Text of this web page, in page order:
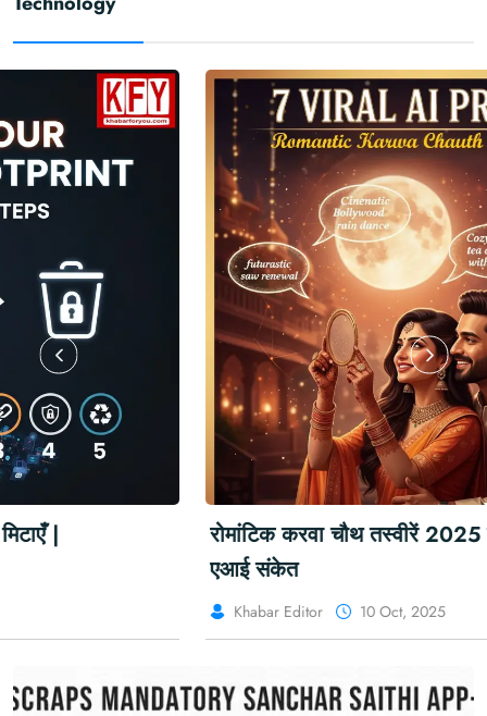
रोमांटिक करवा चौथ तस्वीरें 2025 के लिए 7 वायरल
10 Oct, 2025